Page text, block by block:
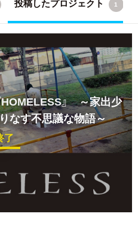
投稿したプロジェクト 1
』 ～家出少
なす不思議な物語～
了